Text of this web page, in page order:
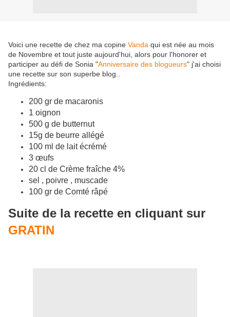
Voici une recette de chez ma copine Vanda qui est née au mois
de Novembre et tout juste aujourd'hui, alors pour l'honorer et
participer au défi de Sonia "Anniversaire des blogueurs" j'ai choisi
une recette sur son superbe blog..
Ingrédients:
200 gr de macaronis
1 oignon
500 g de butternut
15g de beurre allégé
100 ml de lait écrémé
3 œufs
20 cl de Crème fraîche 4%
sel , poivre , muscade
100 gr de Comté râpé
Suite de la recette en cliquant sur
GRATIN